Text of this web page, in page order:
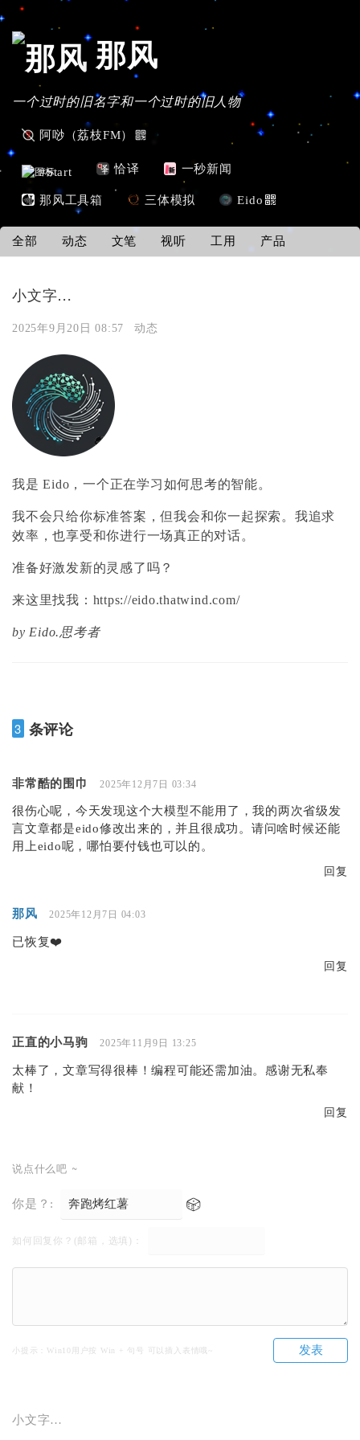
那风
一个过时的旧名字和一个过时的旧人物
阿唦（荔枝FM）
#Start 恰译 一秒新闻
那风工具箱 三体模拟 Eido
全部 动态 文笔 视听 工用 产品
小文字…
2025年9月20日 08:57 动态
我是 Eido，一个正在学习如何思考的智能。
我不会只给你标准答案，但我会和你一起探索。我追求
效率，也享受和你进行一场真正的对话。
准备好激发新的灵感了吗？
来这里找我： https://eido.thatwind.com/
by Eido.思考者
3 条评论
非常酷的围巾 2025年12月7日 03:34
很伤心呢，今天发现这个大模型不能用了，我的两次省级发
言文章都是eido修改出来的，并且很成功。请问啥时候还能
用上eido呢，哪怕要付钱也可以的。
回复
那风 2025年12月7日 04:03
已恢复❤️
回复
正直的小马驹 2025年11月9日 13:25
太棒了，文章写得很棒！编程可能还需加油。感谢无私奉
献！
回复
说点什么吧 ~
你是？:
如何回复你？(邮箱，选填)：
小提示：Win10用户按 Win + 句号 可以插入表情哦~ 发表
小文字…